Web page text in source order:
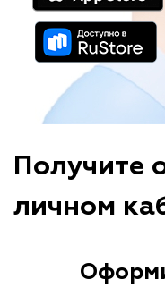
Получите
личном